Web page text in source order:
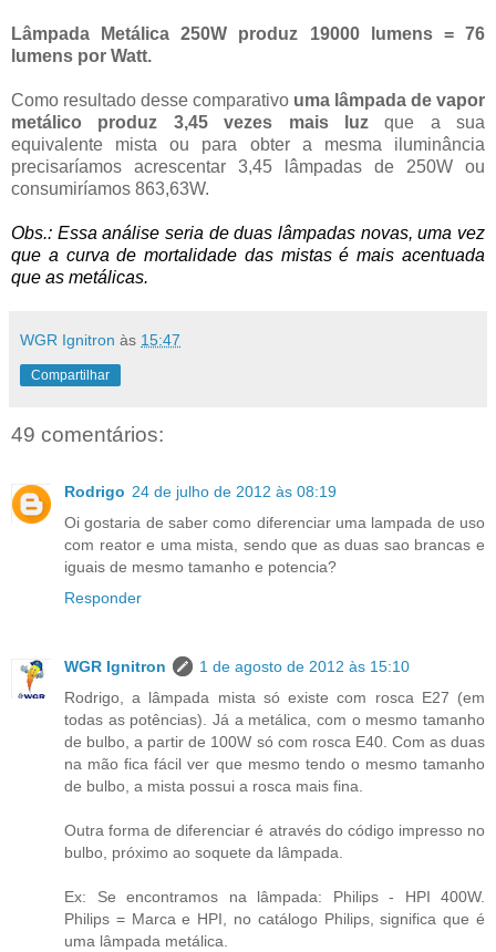
Lâmpada Metálica 250W produz 19000 lumens = 76
lumens por Watt.
Como resultado desse comparativo uma lâmpada de vapor
metálico produz 3,45vezes mais luzque a sua
equivalente mista ou para obter a mesma iluminância
precisaríamos acrescentar 3,45 lâmpadas de 250W ou
consumiríamos 863,63W.
Obs.: Essa análise seria de duas lâmpadas novas, uma vez
que a curva de mortalidade das mistas é mais acentuada
que as metálicas.
WGR Ignitron às 15:47
Compartilhar
49 comentários:
Rodrigo 24 de julho de 2012 às 08:19
Oi gostaria de saber como diferenciar uma lampada de uso
com reator e uma mista, sendo que as duas sao brancas e
iguais de mesmo tamanho e potencia?
Responder
WGR Ignitron
1 de agosto de 2012 às 15:10
Rodrigo, a lâmpada mista só existe com rosca E27 (em
todas as potências). Já a metálica, com o mesmo tamanho
de bulbo, a partir de 100W só com rosca E40. Com as duas
na mão fica fácil ver que mesmo tendo o mesmo tamanho
de bulbo, a mista possui a rosca mais fina.
Outra forma de diferenciar é através do código impresso no
bulbo, próximo ao soquete da lâmpada.
Ex: Se encontramos na lâmpada: Philips - HPI 400W.
Philips = Marca e HPI, no catálogo Philips, significa que é
uma lâmpada metálica.